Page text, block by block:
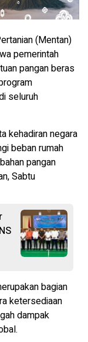
(Mentan)
pemerintah
pangan beras
seluruh
kehadiran negara
beban rumah
pangan
Sabtu
bagian
ketersediaan
dampak